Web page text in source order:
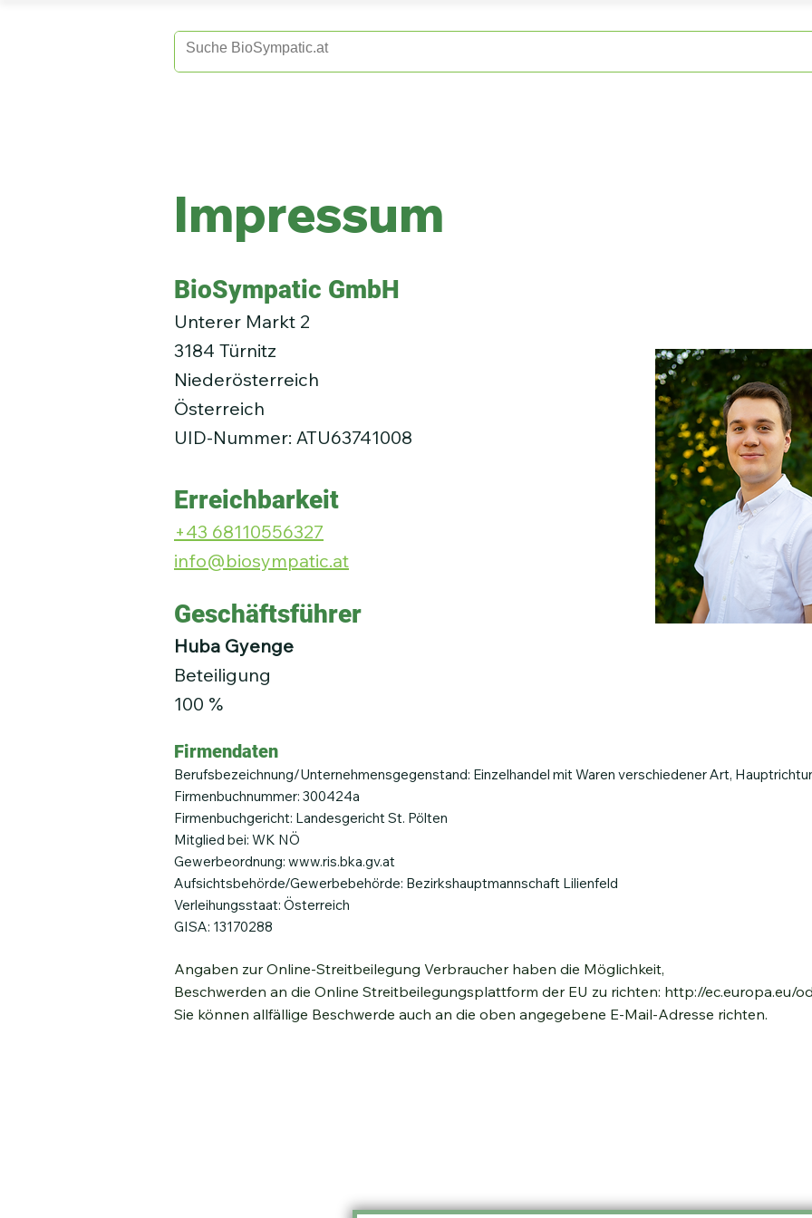
Impressum
BioSympatic GmbH
Unterer Markt 2
3184 Türnitz
Niederösterreich
Österreich
UID-Nummer: ATU63741008
Erreichbarkeit
+43 68110556327
info@biosympatic.at
Geschäftsführer
Huba Gyenge
Beteiligung
100 %
Firmendaten
Berufsbezeichnung/Unternehmensgegenstand: Einzelhandel mit Waren verschiedener Art,
Firmenbuchnummer: 300424a
Firmenbuchgericht: Landesgericht St. Pölten
Mitglied bei: WK NÖ
Gewerbeordnung: www.ris.bka.gv.at
Aufsichtsbehörde/Gewerbebehörde: Bezirkshauptmannschaft Lilienfeld
Verleihungsstaat: Österreich
GISA: 13170288
Angaben zur Online-Streitbeilegung Verbraucher haben die Möglichkeit,
Beschwerden an die Online Streitbeilegungsplattform der EU zu richten: http://ec.europa.eu/
Sie können allfällige Beschwerde auch an die oben angegebene E-Mail-Adresse richten.